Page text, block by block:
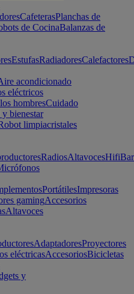
CafeterasPlanchas de
de CocinaBalanzas de
EstufasRadiadoresCalefactores
acondicionado
eléctricos
hombresCuidado
y bienestar
limpiacristales
RadiosAltavocesHifi
PortátilesImpresoras
gamingAccesorios
Altavoces
AdaptadoresProyectores
eléctricasAccesoriosBicicletas
y